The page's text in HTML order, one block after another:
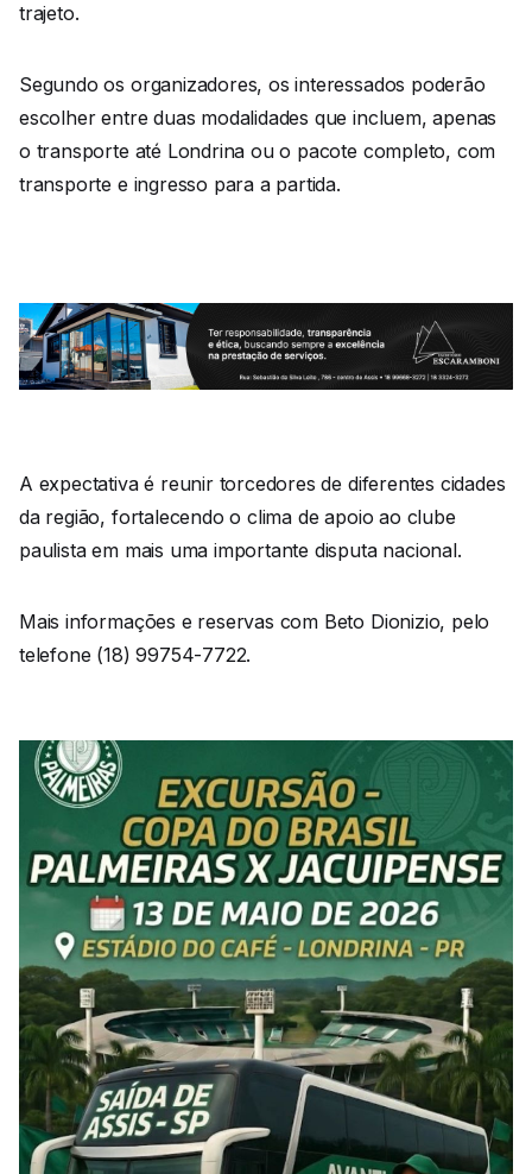
trajeto.
Segundo os organizadores, os interessados poderão
escolher entre duas modalidades que incluem, apenas
o transporte até Londrina ou o pacote completo, com
transporte e ingresso para a partida.
A expectativa é reunir torcedores de diferentes cidades
da região, fortalecendo o clima de apoio ao clube
paulista em mais uma importante disputa nacional.
Mais informações e reservas com Beto Dionizio, pelo
telefone (18) 99754-7722.